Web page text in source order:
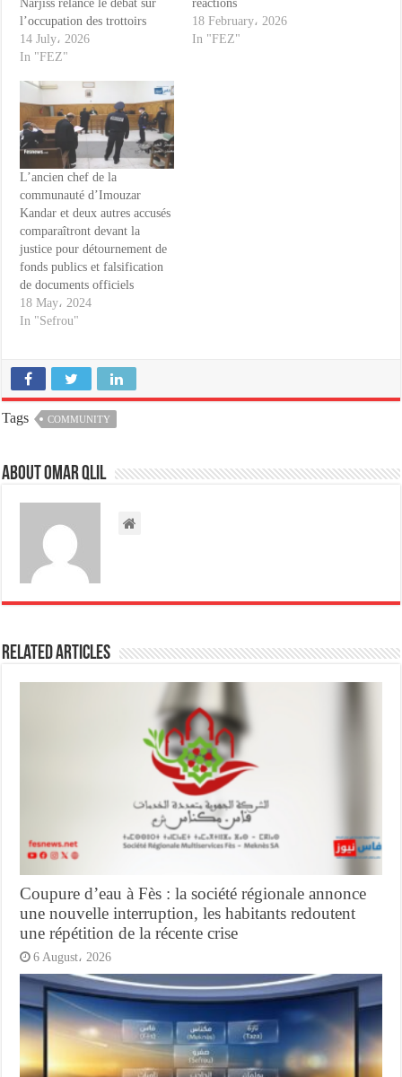
Narjiss relance le débat sur
l’occupation des trottoirs
14 July، 2026
In "FEZ"
reactions
18 February، 2026
In "FEZ"
L’ancien chef de la
communauté d’Imouzar
Kandar et deux autres accusés
comparaîtront devant la
justice pour détournement de
fonds publics et falsification
de documents officiels
18 May، 2024
In "Sefrou"
Tags COMMUNITY
About omar qlil
Related Articles
Coupure d’eau à Fès : la société régionale annonce
une nouvelle interruption, les habitants redoutent
une répétition de la récente crise
6 August، 2026